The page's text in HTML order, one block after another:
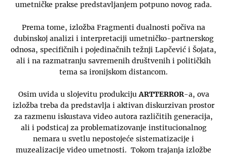
umetničke prakse predstavljanjem potpuno novog rada.
Prema tome, izložba Fragmenti dualnosti počiva na
dubinskoj analizi i interpretaciji umetničko-partnerskog
odnosa, specifičnih i pojedinačnih težnji Lapčević i Šojata,
ali i na razmatranju savremenih društvenih i političkih
tema sa ironijskom distancom.
Osim uvida u slojevitu produkcijuARTTERROR-a, ova
izložba treba da predstavlja i aktivan diskurzivan prostor
za razmenu iskustava video autora različitih generacija,
ali i podsticaj za problematizovanje institucionalnog
nemara u svetlu nepostojeće sistematizacije i
muzealizacije video umetnosti. Tokom trajanja izložbe